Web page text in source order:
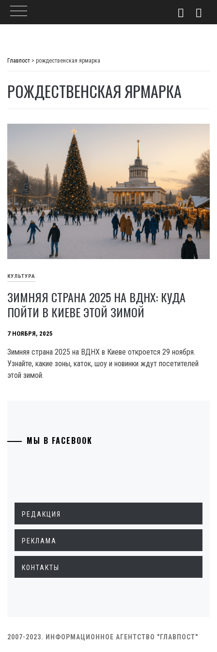
Главпост > рождественская ярмарка
РОЖДЕСТВЕНСКАЯ ЯРМАРКА
КУЛЬТУРА
ЗИМНЯЯ СТРАНА 2025 НА ВДНХ: КУДА
ПОЙТИ В КИЕВЕ ЭТОЙ ЗИМОЙ
7 НОЯБРЯ, 2025
Зимняя страна 2025 на ВДНХ в Киеве откроется 29 ноября.
Узнайте, какие зоны, каток, шоу и новинки ждут посетителей
этой зимой.
МЫ В FACEBOOK
РЕДАКЦИЯ
РЕКЛАМА
КОНТАКТЫ
2007-2023. ИНФОРМАЦИОННОЕ АГЕНТСТВО "ГЛАВПОСТ"